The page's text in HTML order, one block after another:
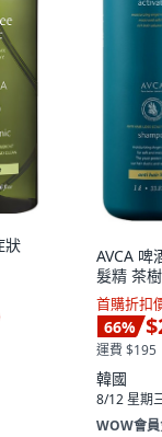
狀
AVCA 啤
髮精 茶
首購折扣
66%
運費 $195
韓國
8/12 星期
WOW會員